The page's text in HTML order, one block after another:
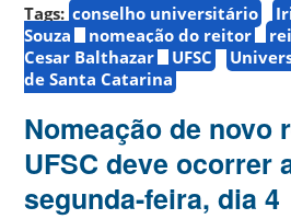
Tags: conselho universitário
Souza
nomeação do reitor
Cesar Balthazar
UFSC
de Santa Catarina
Nomeação de novo
UFSC deve ocorrer
segunda-feira, dia 4